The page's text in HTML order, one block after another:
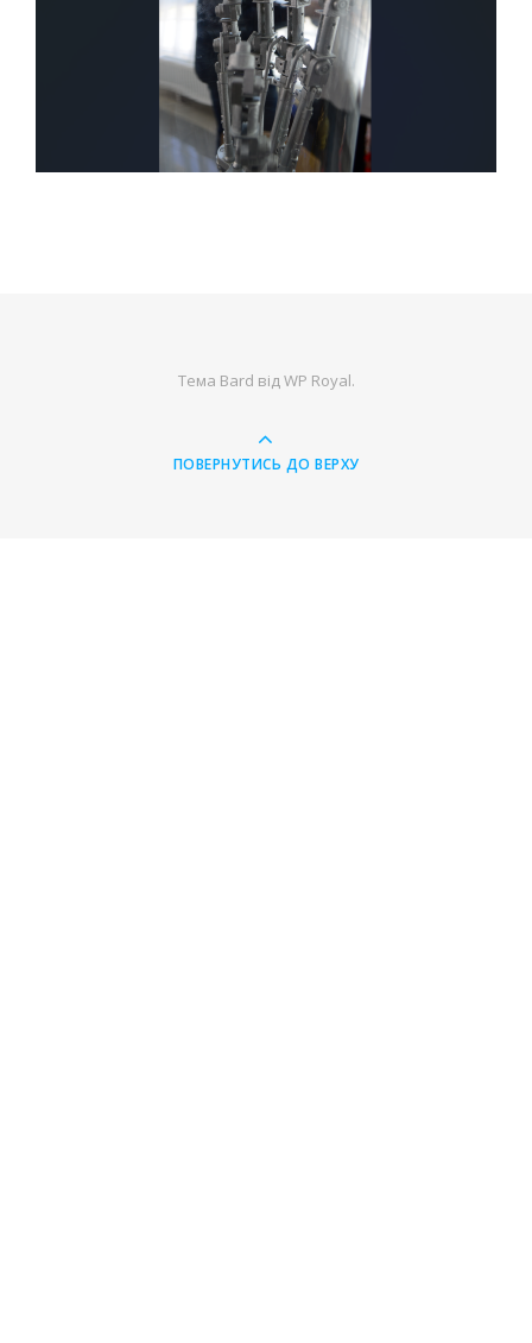
Тема Bard відWP Royal.
ПОВЕРНУТИСЬ ДО ВЕРХУ